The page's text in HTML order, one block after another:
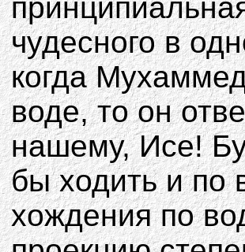
чудесного в
когда
воде, то он
нашему, Исе!
бы ходить и по
хождения по